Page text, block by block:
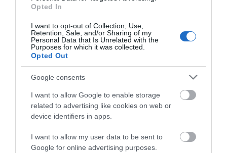
Opted In
I want to opt-out of Collection, Use,
Retention, Sale, and/or Sharing of my
Personal Data that Is Unrelated with the
Purposes for which it was collected.
Opted Out
Google consents
I want to allow Google to enable storage
related to advertising like cookies on web or
device identifiers in apps.
I want to allow my user data to be sent to
Google for online advertising purposes.
ΧΑΡΤΙ ΚΑΝΣΟΝ 50Χ70
ΠΑΣΧΑΛΙΤΣΕΣ
Διαθέσιμο
€2,00 €1,90
ΧΑΡΤΙ URSUS 50x68/300gr
ΓΡΑΣΙΔΙ ΛΟΥΛΟΥΔΙΑ
€2,30